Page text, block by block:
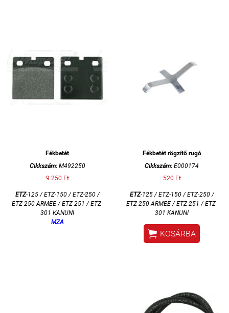
Fékbetét
Cikkszám:M492250
9 250 Ft
ETZ-125 / ETZ-150 / ETZ-250 /
ETZ-250 ARMEE / ETZ-251 / ETZ-
301 KANUNI
MZA
Fékbetét rögzítő rugó
Cikkszám: E000174
520 Ft
ETZ-125 / ETZ-150 / ETZ-250 /
ETZ-250 ARMEE / ETZ-251 / ETZ-
301 KANUNI
 KOSÁRBA